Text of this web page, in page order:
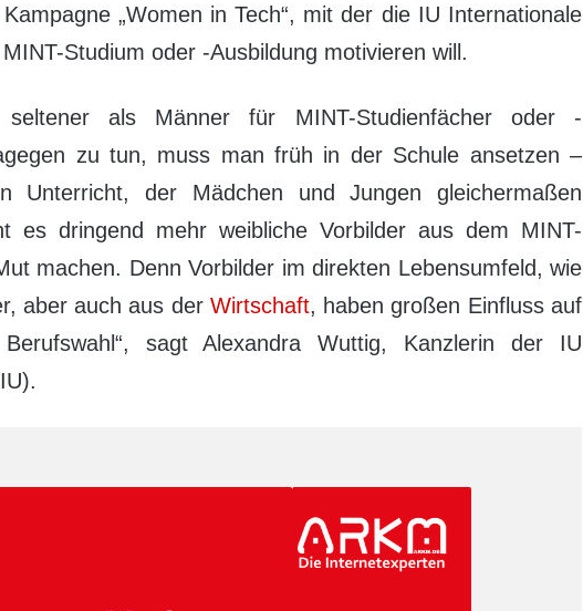
„Women in Tech“, mit der die IU Internationale
Studium oder -Ausbildung motivieren will.
seltener als Männer für MINT-Studienfächer oder -
zu tun, muss man früh in der Schule ansetzen –
Unterricht, der Mädchen und Jungen gleichermaßen
es dringend mehr weibliche Vorbilder aus dem MINT-
machen. Denn Vorbilder im direkten Lebensumfeld, wie
aber auch aus der Wirtschaft, haben großen Einfluss auf
sagt Alexandra Wuttig, Kanzlerin der IU